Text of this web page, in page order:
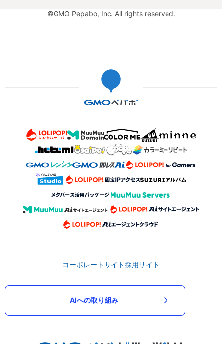
©GMO Pepabo, Inc. All rights reserved.
コーポレートサイト採用サイト
AIへの取り組み